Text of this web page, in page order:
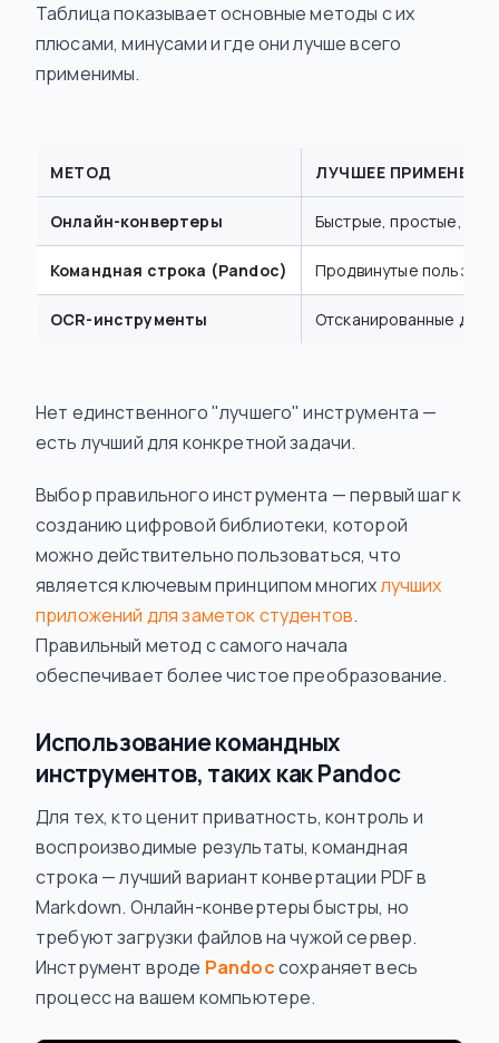
Таблица показывает основные методы с их
плюсами, минусами и где они лучше всего
применимы.
МЕТОД ЛУЧШЕЕ
Онлайн-конвертеры Быстрые, простые,
Командная строка (Pandoc) Продвинутые
OCR-инструменты Отсканированные
Нет единственного "лучшего" инструмента —
есть лучший для конкретной задачи.
Выбор правильного инструмента — первый шаг к
созданию цифровой библиотеки, которой
можно действительно пользоваться, что
является ключевым принципом многихлучших
приложений для заметок студентов.
Правильный метод с самого начала
обеспечивает более чистое преобразование.
Использование командных
инструментов, таких как Pandoc
Для тех, кто ценит приватность, контроль и
воспроизводимые результаты, командная
строка — лучший вариант конвертации PDF в
Markdown. Онлайн-конвертеры быстры, но
требуют загрузки файлов на чужой сервер.
Инструмент вроде Pandocсохраняет весь
процесс на вашем компьютере.